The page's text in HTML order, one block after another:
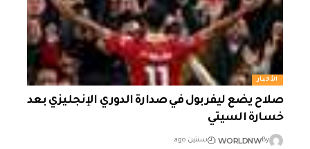
الأخبار
صلاح يضع ليفربول في صدارة الدوري الإنجليزي بعد
خسارة السيتي
By
WORLDNW سنتين ago